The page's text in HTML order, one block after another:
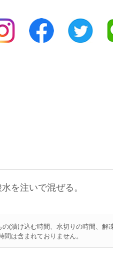
を注いで混ぜる。
(漬け込む時間、水切りの時間、解
は含まれておりません。